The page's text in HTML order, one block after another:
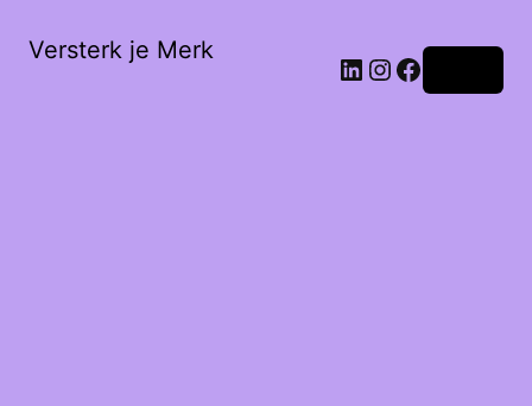
Versterk je Merk
LinkedIn
Instagram
Facebook